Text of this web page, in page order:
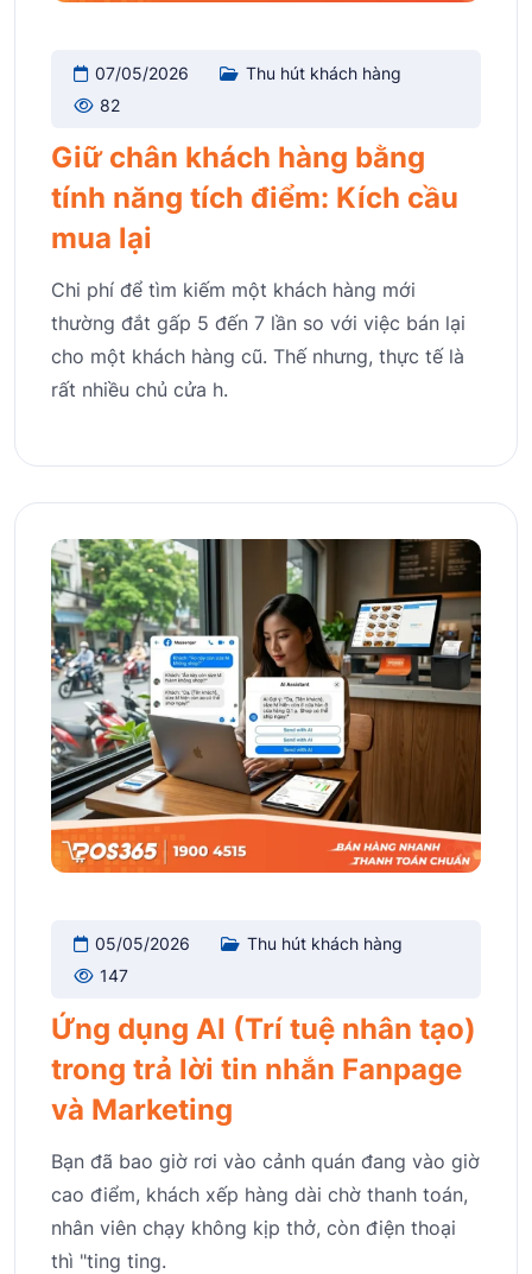
07/05/2026
Thu hút khách hàng
82
Giữ chân khách hàng bằng
tính năng tích điểm: Kích cầu
mua lại
Chi phí để tìm kiếm một khách hàng mới
thường đắt gấp 5 đến 7 lần so với việc bán lại
cho một khách hàng cũ. Thế nhưng, thực tế là
rất nhiều chủ cửa h.
05/05/2026
Thu hút khách hàng
147
Ứng dụng AI (Trí tuệ nhân tạo)
trong trả lời tin nhắn Fanpage
và Marketing
Bạn đã bao giờ rơi vào cảnh quán đang vào giờ
cao điểm, khách xếp hàng dài chờ thanh toán,
nhân viên chạy không kịp thở, còn điện thoại
thì "ting ting.